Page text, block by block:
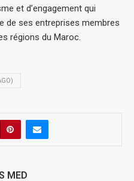
et d’engagement qui
de ses entreprises membres
régions du Maroc.
MED